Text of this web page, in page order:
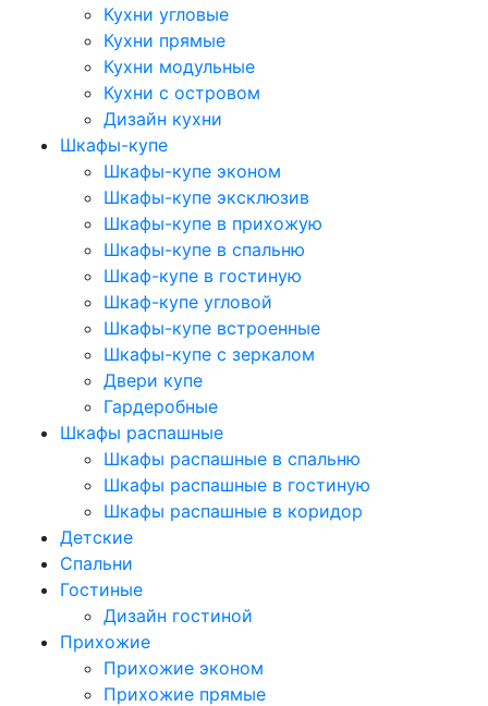
Кухни угловые
Кухни прямые
Кухни модульные
Кухни с островом
Дизайн кухни
Шкафы-купе
Шкафы-купе эконом
Шкафы-купе эксклюзив
Шкафы-купе в прихожую
Шкафы-купе в спальню
Шкаф-купе в гостиную
Шкаф-купе угловой
Шкафы-купе встроенные
Шкафы-купе с зеркалом
Двери купе
Гардеробные
Шкафы распашные
Шкафы распашные в спальню
Шкафы распашные в гостиную
Шкафы распашные в коридор
Детские
Спальни
Гостиные
Дизайн гостиной
Прихожие
Прихожие эконом
Прихожие прямые